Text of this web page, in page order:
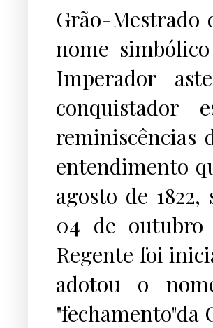
Grão-Mestrado
nome
Imperador
conquistador
reminiscências
entendimento
agosto de
04 de
Regente foi
adotou o
"fechamento"da